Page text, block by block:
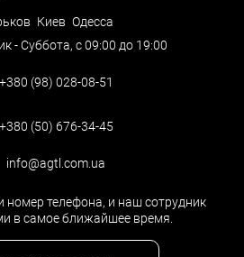
Киев Одесса
- Суббота, с 09:00 до 19:00
+380 (98) 028-08-51
+380 (50) 676-34-45
info@agtl.com.ua
номер телефона, и наш сотрудник
в самое ближайшее время.